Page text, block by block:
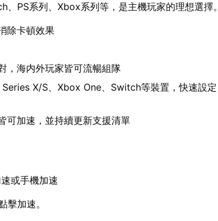
PS系列、Xbox系列等，是主機玩家的理想選擇。
除卡頓效果
，海内外玩家皆可流暢組隊
Series X/S、Xbox One、Switch等裝置，快速設定
可加速，並持續更新支援清單
或手機加速
加速。